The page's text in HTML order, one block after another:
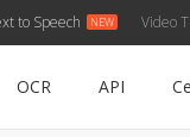
to Speech Video
OCR API